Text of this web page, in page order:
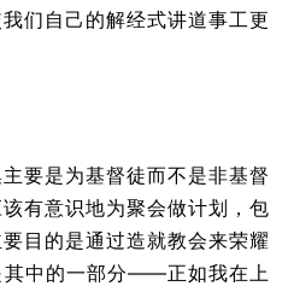
们自己的解经式讲道事工更
要是为基督徒而不是非基督
有意识地为聚会做计划，包
目的是通过造就教会来荣耀
其中的一部分——正如我在上